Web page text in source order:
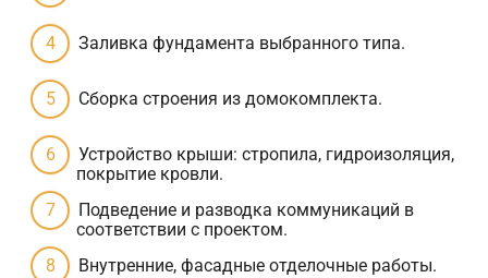
Заливка фундамента выбранного типа.
Сборка строения из домокомплекта.
Устройство крыши: стропила, гидроизоляция,
покрытие кровли.
Подведение и разводка коммуникаций в
соответствии с проектом.
Внутренние, фасадные отделочные работы.